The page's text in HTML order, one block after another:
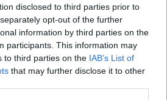
disclosed to third parties prior to
opt-out of the further
information by third parties on the
participants. This information may
to third parties on the IAB’s List of
that may further disclose it to other
ha dormito nella sala
San Martino per
vicenda sanitaria emergente;
e coordina dossier di verifica
come referente per Genova.
mantiene contatti
comunali e biblioteche